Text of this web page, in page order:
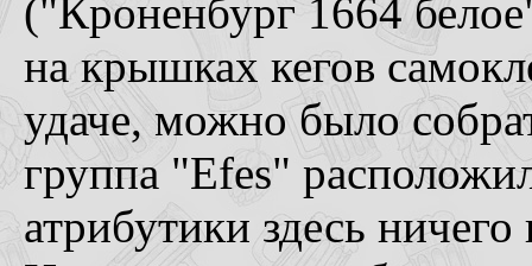
("Кроненбург 1664
на крышках кегов
удаче, можно было
группа "Efes"
атрибутики здесь